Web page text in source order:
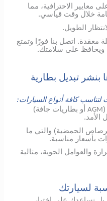
معايير الاحترافية، مما
خلال وقت قياسي.
الطويل.
معقدة. اتصل بنا فورًا وتمتع
على سلامتك.
بنشر تبديل بطارية
لتناسب كافة أنواع السيارات:
(
AGM أو بطاريات جافة)
الأمد.
الحمضية) والتي ما
بأسعار مناسبة.
والعوامل الجوية، مثالية
لسيارتك